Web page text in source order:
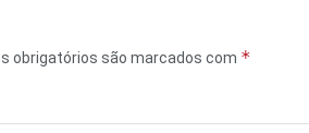
obrigatórios são marcados com *